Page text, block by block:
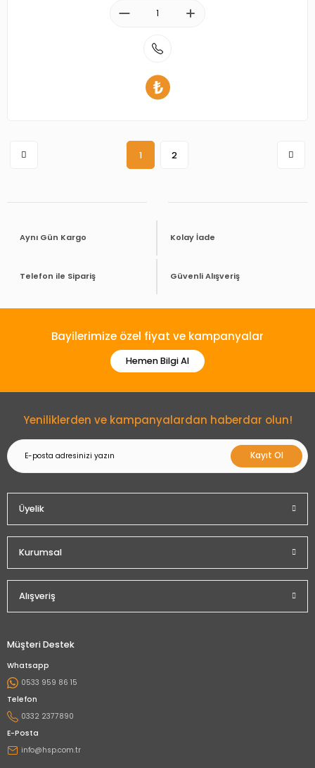
1 2
Aynı Gün Kargo Kolay İade
Telefon ile Sipariş Güvenli Alışveriş
Bayilerimize özel fiyat ve kampanyalar
Hemen Bilgi Al
Yeniliklerden ve kampanyalardan haberdar olun!
Kayıt Ol
Üyelik
Kurumsal
Alışveriş
Müşteri Destek
Whatsapp
0533 959 86 15
Telefon
0332 2377890
E-Posta
info@hsp.com.tr